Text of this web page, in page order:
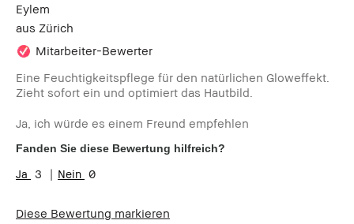
Eylem
aus Zürich
Mitarbeiter-Bewerter
Eine Feuchtigkeitspflege für den natürlichen Gloweffekt.
Zieht sofort ein und optimiert das Hautbild.
Ja, ich würde es einem Freund empfehlen
Fanden Sie diese Bewertung hilfreich?
3 0
Diese Bewertung markieren